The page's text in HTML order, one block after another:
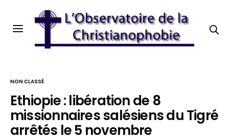
NON CLASSÉ
Ethiopie : libération de 8
missionnaires salésiens du Tigré
arrêtés le 5 novembre